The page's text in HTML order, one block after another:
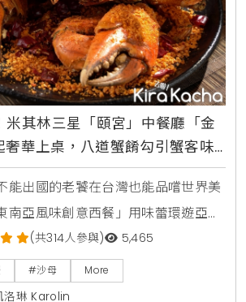
米其林三星「頤宮」中餐廳「金
奢華上桌，八道蟹餚勾引蟹客味
能出國的老饕在台灣也能品嚐世界美
南亞風味創意西餐」用味蕾環遊亞
，也可以在一餐中，匯集星、馬、
亞洲風味料理，等於暢遊亞洲各國的
的城市風情。
(共314人參與) 5,465
#沙母 More
洛琳 Karolin